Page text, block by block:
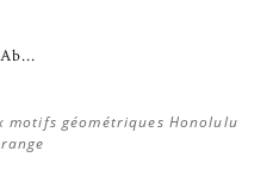
Ab...
géométriques Honolulu